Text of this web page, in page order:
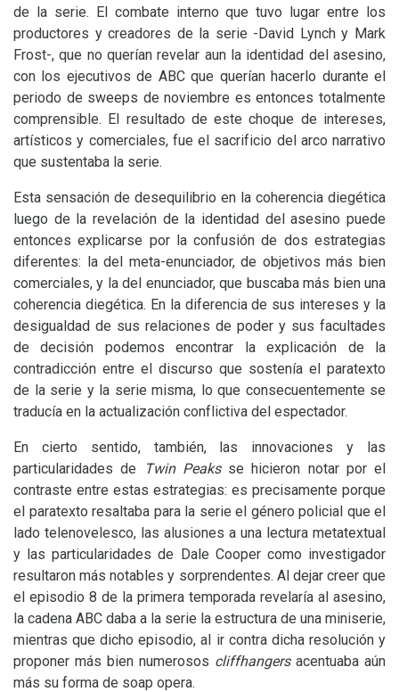
de la serie. El combate interno que tuvo lugar entre los
productores y creadores de la serie -David Lynch y Mark
Frost-, que no querían revelar aun la identidad del asesino,
con los ejecutivos de ABCque querían hacerlo durante el
periodo de sweeps de noviembre es entonces totalmente
comprensible. El resultado de este choque de intereses,
artísticos y comerciales, fue el sacrificio del arco narrativo
que sustentaba la serie.
Esta sensación de desequilibrio en la coherencia diegética
luego de la revelación de la identidad del asesino puede
entonces explicarse por la confusión de dos estrategias
diferentes: la del meta-enunciador, de objetivos más bien
comerciales, y la del enunciador, que buscaba más bien una
coherencia diegética. En la diferencia de sus intereses y la
desigualdad de sus relaciones de poder y sus facultades
de decisión podemos encontrar la explicación de la
contradicción entre el discurso que sostenía el paratexto
de la serie y la serie misma, lo que consecuentemente se
traducía en la actualización conflictiva del espectador.
En cierto sentido, también, las innovaciones y las
particularidades de
Twin Peaksse hicieron notar por el
contraste entre estas estrategias: es precisamente porque
el paratexto resaltaba para la serie el género policial que el
lado telenovelesco, las alusiones a una lectura metatextual
y las particularidades de Dale Cooper como investigador
resultaron más notables y sorprendentes. Al dejar creer que
el episodio 8 de la primera temporada revelaría al asesino,
la cadena ABC daba a la serie la estructura de una miniserie,
mientras que dicho episodio, al ir contra dicha resolución y
proponer más bien numerosos cliffhangersacentuaba aún
más su forma de soap opera.